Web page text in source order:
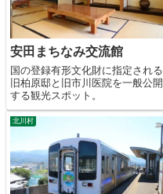
安田まちなみ交流館
国の登録有形文化財に指定される
旧柏原邸と旧市川医院を一般公開
する観光スポット。
北川村